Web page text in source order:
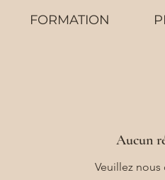
FORMATION
Aucun
Veuillez nous